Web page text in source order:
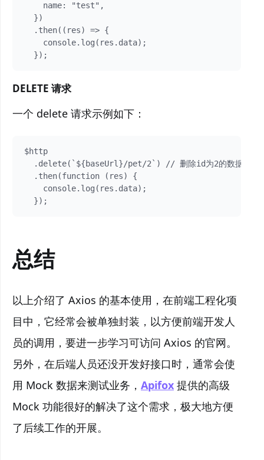
    name: "test",
  })
  .then((res) => {
    console.log(res.data);
DELETE 请求
一个 delete 请求示例如下：
$http
  .delete(`${baseUrl}/pet/2`) // 删除id为2的数据
  .then(function (res) {
    console.log(res.data);
总结
以上介绍了 Axios 的基本使用，在前端工程化项
目中，它经常会被单独封装，以方便前端开发人
员的调用，要进一步学习可访问 Axios 的官网。
另外，在后端人员还没开发好接口时，通常会使
用 Mock 数据来测试业务， Apifox 提供的高级
Mock 功能很好的解决了这个需求，极大地方便
了后续工作的开展。